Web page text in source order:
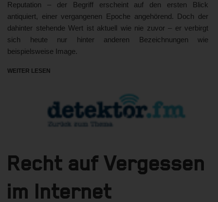
Reputation – der Begriff erscheint auf den ersten Blick
antiquiert, einer vergangenen Epoche angehörend. Doch der
dahinter stehende Wert ist aktuell wie nie zuvor – er verbirgt
sich heute nur hinter anderen Bezeichnungen wie
beispielsweise Image.
WEITER LESEN
Recht auf Vergessen
im Internet